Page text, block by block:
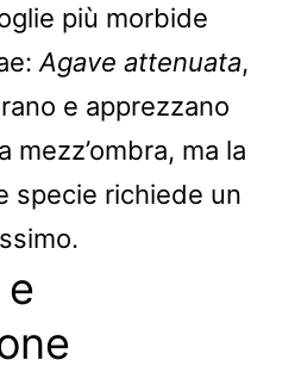
più morbide
Agave attenuata,
e apprezzano
mezz’ombra, ma la
specie richiede un